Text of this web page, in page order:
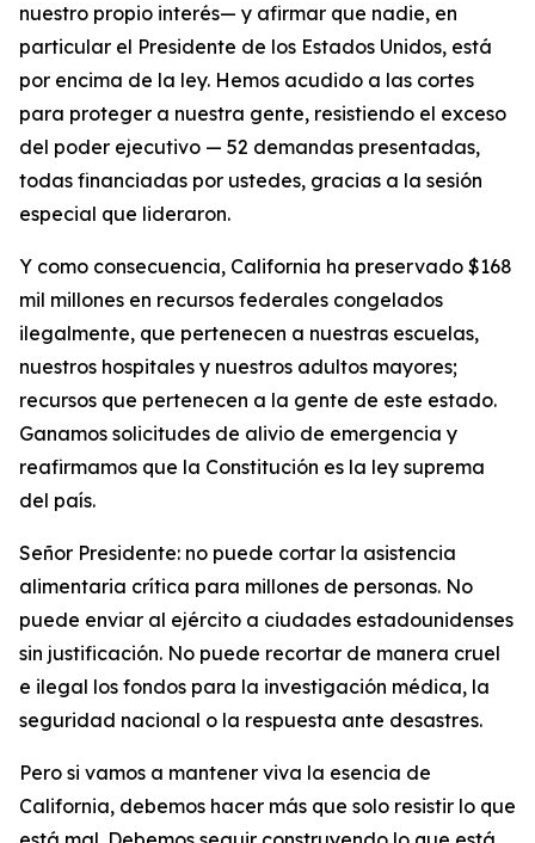
nuestro propio interés— y afirmar que nadie, en
particular el Presidente de los Estados Unidos, está
por encima de la ley. Hemos acudido a las cortes
para proteger a nuestra gente, resistiendo el exceso
del poder ejecutivo — 52 demandas presentadas,
todas financiadas por ustedes, gracias a la sesión
especial que lideraron.
Y como consecuencia, California ha preservado $168
mil millones en recursos federales congelados
ilegalmente, que pertenecen a nuestras escuelas,
nuestros hospitales y nuestros adultos mayores;
recursos que pertenecen a la gente de este estado.
Ganamos solicitudes de alivio de emergencia y
reafirmamos que la Constitución es la ley suprema
del país.
Señor Presidente: no puede cortar la asistencia
alimentaria crítica para millones de personas. No
puede enviar al ejército a ciudades estadounidenses
sin justificación. No puede recortar de manera cruel
e ilegal los fondos para la investigación médica, la
seguridad nacional o la respuesta ante desastres.
Pero si vamos a mantener viva la esencia de
California, debemos hacer más que solo resistir lo que